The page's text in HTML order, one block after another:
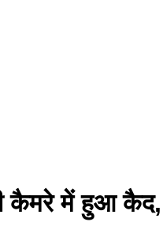
कैमरे में हुआ कैद,